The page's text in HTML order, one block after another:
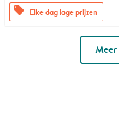
offers Elke dag lage prijzen